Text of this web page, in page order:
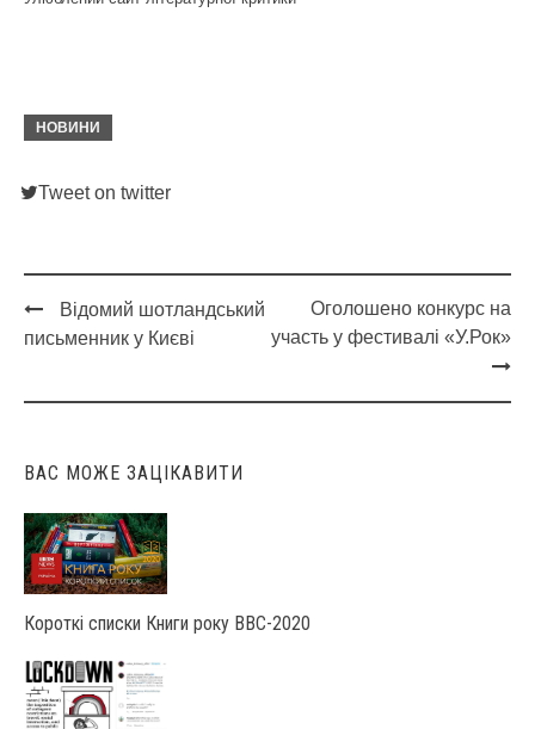
НОВИНИ
Tweet on twitter
Post
Відомий шотландський
письменник у Києві
Оголошено конкурс на
участь у фестивалі «У.Рок»
ВАС МОЖЕ ЗАЦІКАВИТИ
Короткі списки Книги року ВВС-2020